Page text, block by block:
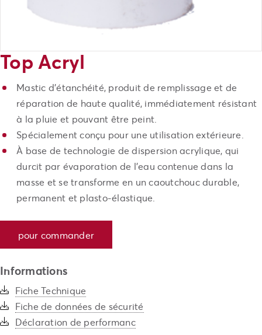
Top Acryl
Mastic d’étanchéité, produit de remplissage et de
réparation de haute qualité, immédiatement résistant
à la pluie et pouvant être peint.
Spécialement conçu pour une utilisation extérieure.
À base de technologie de dispersion acrylique, qui
durcit par évaporation de l’eau contenue dans la
masse et se transforme en un caoutchouc durable,
permanent et plasto-élastique.
pour commander
Informations
Fiche Technique
Fiche de données de sécurité
Déclaration de performanc